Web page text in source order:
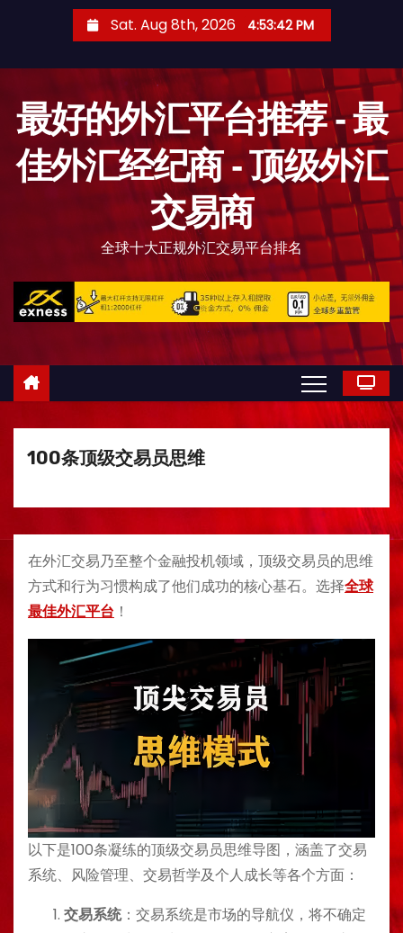
Sat. Aug 8th, 2026 4:53:44 PM
最好的外汇平台推荐 - 最
佳外汇经纪商 - 顶级外汇
交易商
全球十大正规外汇交易平台排名
100条顶级交易员思维
在外汇交易乃至整个金融投机领域，顶级交易员的思维
方式和行为习惯构成了他们成功的核心基石。选择全球
最佳外汇平台 ！
以下是100条凝练的顶级交易员思维导图，涵盖了交易
系统、风险管理、交易哲学及个人成长等各个方面：
交易系统：交易系统是市场的导航仪，将不确定